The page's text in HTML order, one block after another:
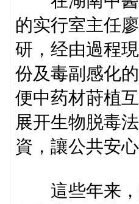
的实行室主任
研，经由過程
份及毒副感化
便中药材莳植
展开生物脱毒
資，讓公共安
這些年来，